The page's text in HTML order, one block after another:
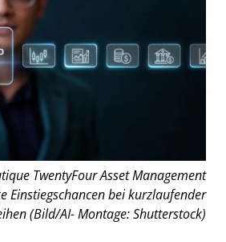
TwentyFour Asset Management
Einstiegschancen bei kurzlaufender
(Bild/AI- Montage: Shutterstock)